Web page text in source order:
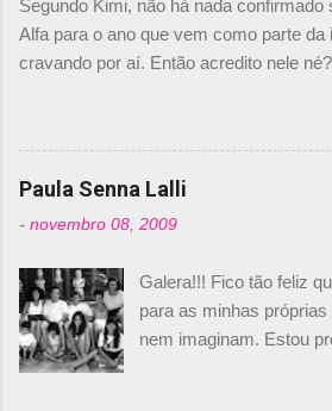
não será o
2010. "Na verdade, nós
de Piquet", admitiu
dois brasileiros”,
não tem nada contra o
Nelson Piquet. “Ele é
experiente.” Audetto
não corresponde à
de investimento seria
outros pilotos podem
Segundo Kimi, não há nada confirmado
Alfa para o ano que vem como parte da
cravando por aí. Então acredito nele
truth but I’ve never had an option in my
should, pretty much, tell you that it’s
#AlfaRomeoRacing pic.twitter.com/
Romain falando sobre o fato do Iceman
@RGrosjean ! #EifelGP 🇩🇪 #F1
pic.twitter.com/GSAu1LWnwW —
2020 Beijinhos, Ludy
Paula Senna Lalli
- novembro 08, 2009
Galera!!! Fico tão feliz
para as minhas
nem imaginam. Estou
nunca falei sobre ela,